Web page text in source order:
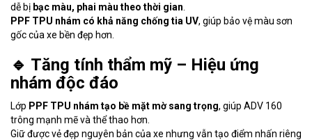
dễ bị bạc màu, phai màu theo thời gian
PPF TPU nhám có khả năng chống tia UV, giúp bảo vệ màu sơn
gốc của xe bền đẹp hơn.
🔹 Tăng tính thẩm mỹ – Hiệu ứng
nhám độc đáo
Lớp PPF TPU nhám tạo bề mặt mờ sang trọng, giúp ADV 160
trông mạnh mẽ và thể thao hơn.
Giữ được vẻ đẹp nguyên bản của xe nhưng vẫn tạo điểm nhấn riêng